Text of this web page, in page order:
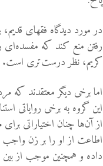
در مورد دیدگاه فقهای قدیم،
رفتن منع کند که مفسده‌ای
کریم، نظر درست‌تری است.
اما برخی دیگر معتقدند
این گروه به برخی روایاتی
از آن‌ها چنان اختیاراتی
اطاعت از او را بر زن واجب
داده و همچنین موجب از